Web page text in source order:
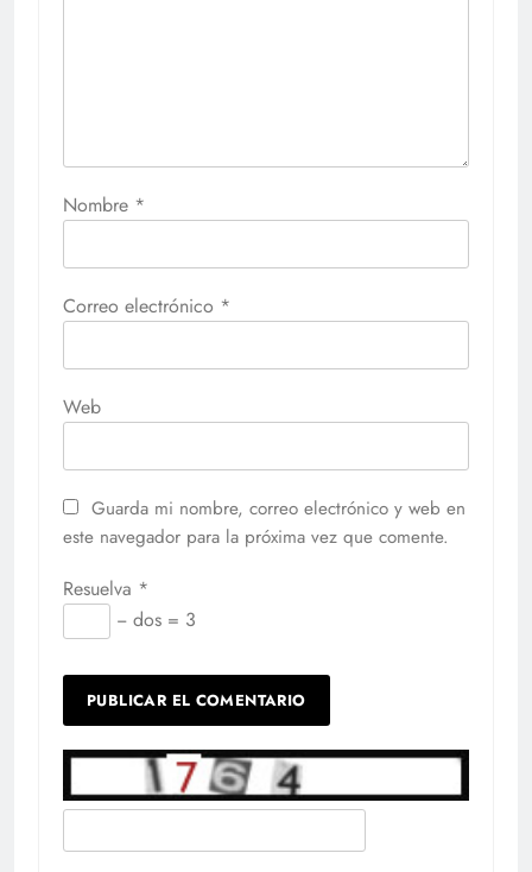
Nombre *
Correo electrónico *
Web
Guarda mi nombre, correo electrónico y web en
este navegador para la próxima vez que comente.
Resuelva *
− dos = 3